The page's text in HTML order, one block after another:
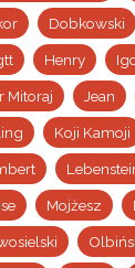
Dobkowski
Henry
Mitoraj Jean
Koji Kamoji
Mojżesz